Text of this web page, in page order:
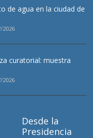
de agua en la ciudad de
2026
curatorial: muestra
2026
Desde la
Presidencia